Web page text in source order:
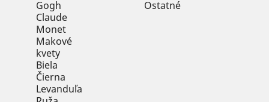
Gogh
Claude
Monet
Makové
kvety
Biela
Čierna
Levanduľa
Ostatné